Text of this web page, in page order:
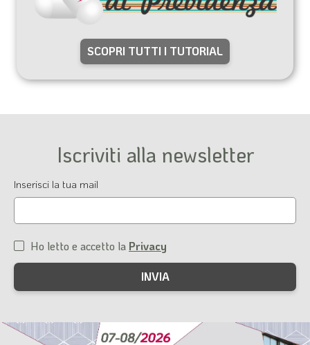
SCOPRI TUTTI I TUTORIAL
Iscriviti alla newsletter
Email
Inserisci la tua mail
Condizioni
di
Ho letto e accetto la Privacy